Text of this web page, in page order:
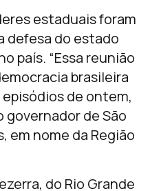
estaduais foram
defesa do estado
país. “Essa reunião
brasileira
de ontem,
governador de São
em nome da Região
do Rio Grande